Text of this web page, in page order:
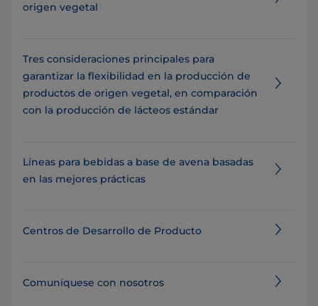
origen vegetal
Tres consideraciones principales para
garantizar la flexibilidad en la producción de
productos de origen vegetal, en comparación
con la producción de lácteos estándar
Líneas para bebidas a base de avena basadas
en las mejores prácticas
Centros de Desarrollo de Producto
Comuníquese con nosotros